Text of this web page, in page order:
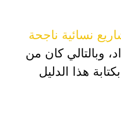
نسائية ناجحة
وبالتالي كان من
هذا الدليل